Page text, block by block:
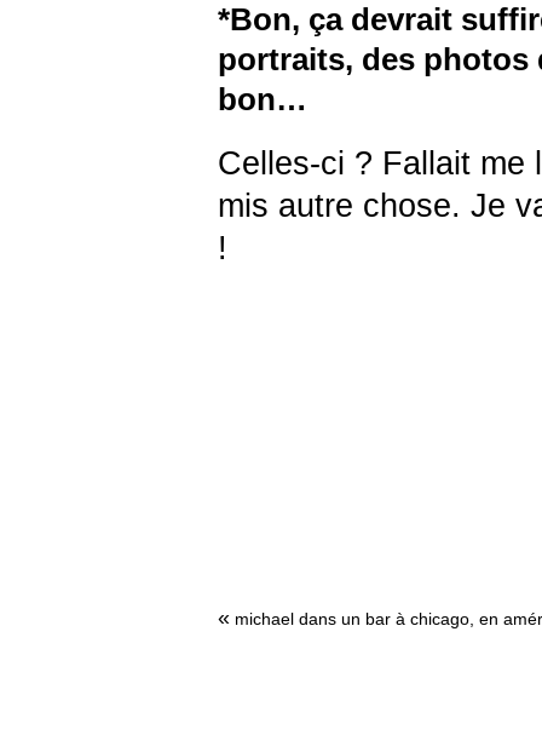
*Bon, ça devrait
portraits, des photos
bon…
Celles-ci ? Fallait me
mis autre chose. Je
!
« michael dans un bar à chicago, en